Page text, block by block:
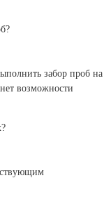
забор проб на
возможности